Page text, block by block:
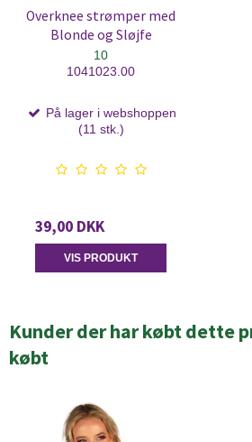
Overknee strømper med
Blonde og Sløjfe
10
1041023.00
På lager i webshoppen
(11 stk.)
39,00 DKK
VIS PRODUKT
Kunder der har købt dette
købt